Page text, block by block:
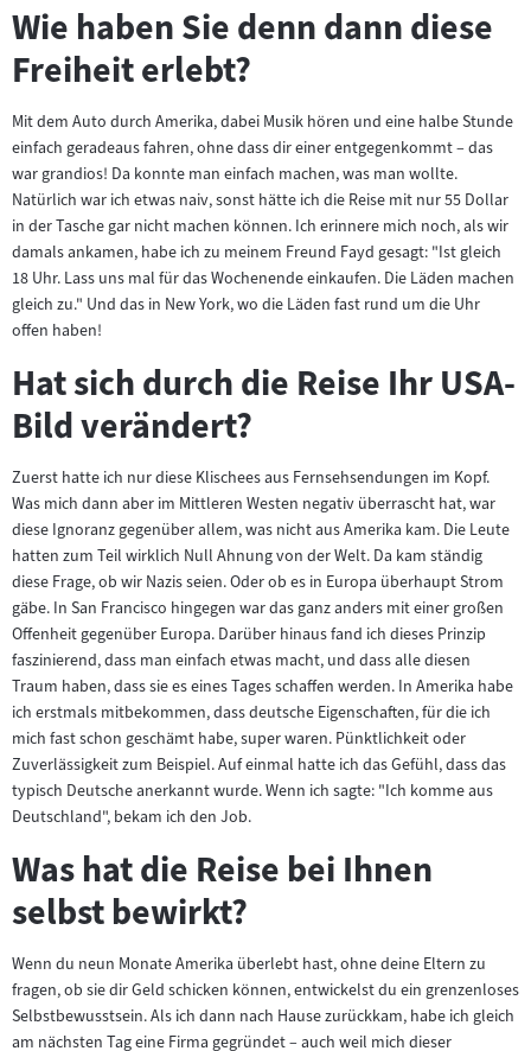
Wie haben Sie denn dann diese
Freiheit erlebt?
Mit dem Auto durch Amerika, dabei Musik hören und eine halbe Stunde
einfach geradeaus fahren, ohne dass dir einer entgegenkommt – das
war grandios! Da konnte man einfach machen, was man wollte.
Natürlich war ich etwas naiv, sonst hätte ich die Reise mit nur 55 Dollar
in der Tasche gar nicht machen können. Ich erinnere mich noch, als wir
damals ankamen, habe ich zu meinem Freund Fayd gesagt: "Ist gleich
18 Uhr. Lass uns mal für das Wochenende einkaufen. Die Läden machen
gleich zu." Und das in New York, wo die Läden fast rund um die Uhr
offen haben!
Hat sich durch die Reise Ihr USA-
Bild verändert?
Zuerst hatte ich nur diese Klischees aus Fernsehsendungen im Kopf.
Was mich dann aber im Mittleren Westen negativ überrascht hat, war
diese Ignoranz gegenüber allem, was nicht aus Amerika kam. Die Leute
hatten zum Teil wirklich Null Ahnung von der Welt. Da kam ständig
diese Frage, ob wir Nazis seien. Oder ob es in Europa überhaupt Strom
gäbe. In San Francisco hingegen war das ganz anders mit einer großen
Offenheit gegenüber Europa. Darüber hinaus fand ich dieses Prinzip
faszinierend, dass man einfach etwas macht, und dass alle diesen
Traum haben, dass sie es eines Tages schaffen werden. In Amerika habe
ich erstmals mitbekommen, dass deutsche Eigenschaften, für die ich
mich fast schon geschämt habe, super waren. Pünktlichkeit oder
Zuverlässigkeit zum Beispiel. Auf einmal hatte ich das Gefühl, dass das
typisch Deutsche anerkannt wurde. Wenn ich sagte: "Ich komme aus
Deutschland", bekam ich den Job.
Was hat die Reise bei Ihnen
selbst bewirkt?
Wenn du neun Monate Amerika überlebt hast, ohne deine Eltern zu
fragen, ob sie dir Geld schicken können, entwickelst du ein grenzenloses
Selbstbewusstsein. Als ich dann nach Hause zurückkam, habe ich gleich
am nächsten Tag eine Firma gegründet – auch weil mich dieser